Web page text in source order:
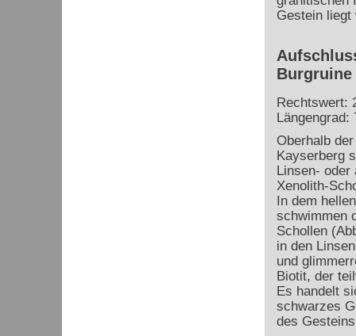
Gestein liegt
Burgruine
Rechtswert:
Längengrad:
Oberhalb
Kayserberg
Linsen- oder
Xenolith-
In dem
schwimmen
Schollen
in den
und
Biotit, der
Es handelt
schwarzes
des